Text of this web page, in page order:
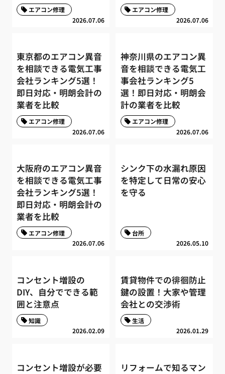
2026.07.06
エアコン修理
2026.07.06
エアコン修理
東京都のエアコン異音
を相談できる電気工事
会社ランキング5選！
即日対応・明朗会計の
業者を比較
2026.07.06
エアコン修理
神奈川県のエアコン異
音を相談できる電気工
事会社ランキング5
選！即日対応・明朗会
計の業者を比較
2026.07.06
エアコン修理
大阪府のエアコン異音
を相談できる電気工事
会社ランキング5選！
即日対応・明朗会計の
業者を比較
2026.07.06
エアコン修理
シンク下の水漏れ原因
を特定して日常の安心
を守る
2026.05.10
台所
コンセント増設の
DIY、自分でできる範
囲と注意点
2026.02.09
知識
賃貸物件での徘徊防止
鍵の設置！大家や管理
会社との交渉術
2026.01.29
生活
コンセント増設が必要
リフォームで知るマン